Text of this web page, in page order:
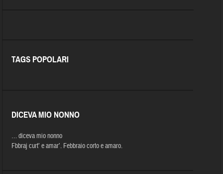
TAGS POPOLARI
DICEVA MIO NONNO
… diceva mio nonno
Fbbraj curt’ e amar’. Febbraio corto e amaro.